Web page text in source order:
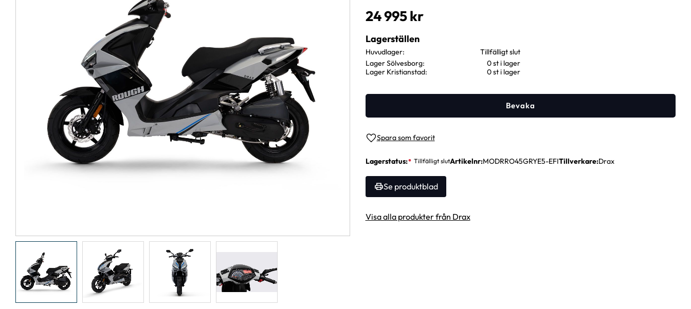
24 995kr
Lägg till i favoriter
Bevaka
Lagerstatus Artikelnr MODRRO45GRYE5-EFITillverkare Drax
Se produktblad
Lagerställen
Huvudlager
Lager Sölvesborg
0 st i lager
Lager Kristianstad
0 st i lager
Visa alla produkter från Drax